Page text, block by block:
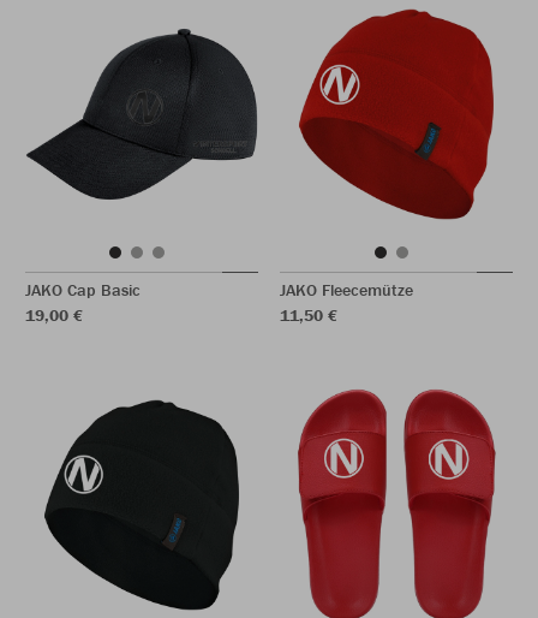
JAKO Cap Basic
19,00 €
JAKO Fleecemütze
11,50 €